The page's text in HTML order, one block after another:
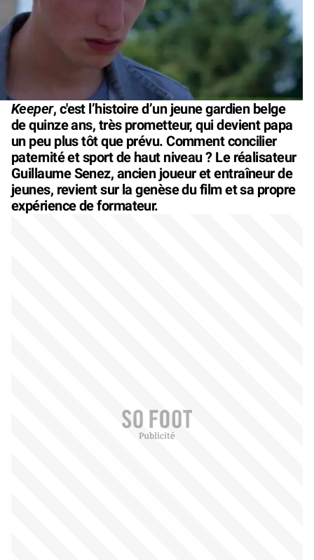
Keeper, c'est l’histoire d’un jeune gardien belge
de quinze ans, très prometteur, qui devient papa
un peu plus tôt que prévu. Comment concilier
paternité et sport de haut niveau ? Le réalisateur
Guillaume Senez, ancien joueur et entraîneur de
jeunes, revient sur la genèse du film et sa propre
expérience de formateur.